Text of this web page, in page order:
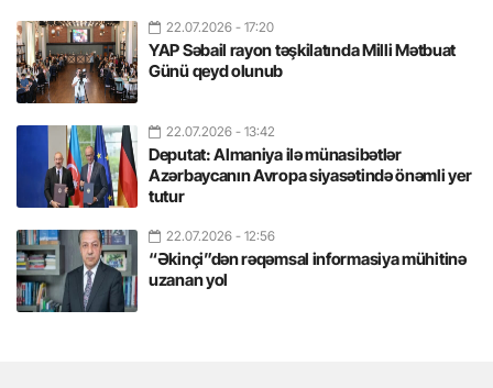
22.07.2026 - 17:20
YAP Səbail rayon təşkilatında Milli Mətbuat
Günü qeyd olunub
22.07.2026 - 13:42
Deputat: Almaniya ilə münasibətlər
Azərbaycanın Avropa siyasətində önəmli yer
tutur
22.07.2026 - 12:56
“Əkinçi”dən rəqəmsal informasiya mühitinə
uzanan yol